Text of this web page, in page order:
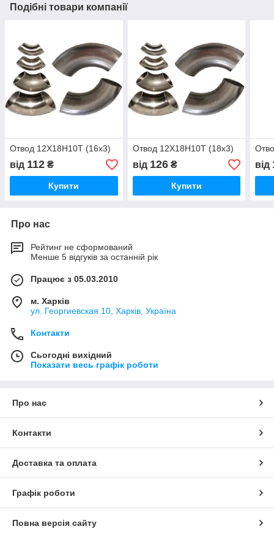
Подібні товари компанії
Отвод 12Х18Н10Т (16х3)
від 112 ₴
Купити
Отвод 12Х18Н10Т (18х3)
від 126₴
Купити
від
Про нас
Рейтинг не сформований
Менше 5 відгуків за останній рік
Працює з 05.03.2010
м. Харків
ул. Георгиевская 10, Харків, Україна
Контакти
Сьогодні вихідний
Показати весь графік роботи
Про нас
Контакти
Доставка та оплата
Графік роботи
Повна версія сайту